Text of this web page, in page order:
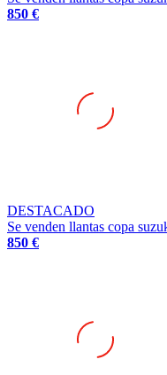
Se venden llantas copa suzuki
850 €